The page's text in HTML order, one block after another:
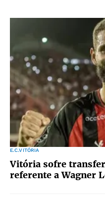
E.C.VITÓRIA
Vitória sofre
referente a Wagner